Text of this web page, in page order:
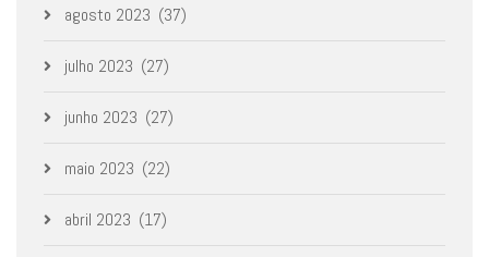
agosto 2023 (37)
julho 2023 (27)
junho 2023 (27)
maio 2023 (22)
abril 2023 (17)